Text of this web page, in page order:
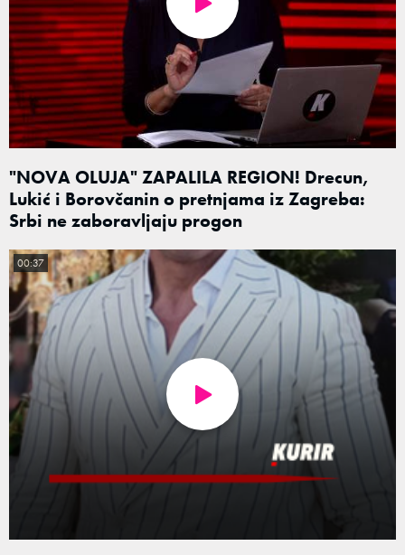
"NOVA OLUJA" ZAPALILA REGION! Drecun,
Lukić i Borovčanin o pretnjama iz Zagreba:
Srbi ne zaboravljaju progon
00:37